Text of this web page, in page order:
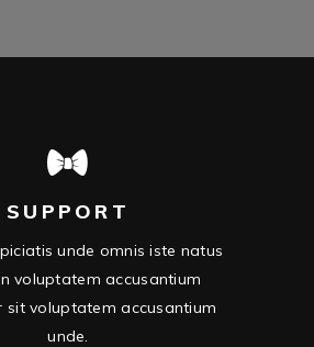
SUPPORT
unde omnis iste natus
voluptatem accusantium
sit voluptatem accusantium
unde.